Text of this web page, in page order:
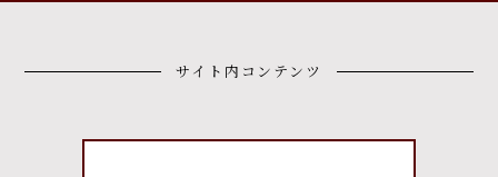
サイト内コンテンツ